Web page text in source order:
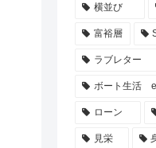
横並び
富裕層
ラブレター
ボート生活
ローン
見栄